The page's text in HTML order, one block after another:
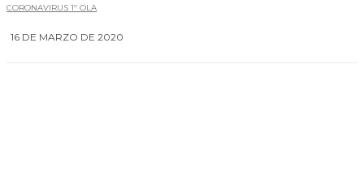
CORONAVIRUS 1º OLA
16 DE MARZO DE 2020